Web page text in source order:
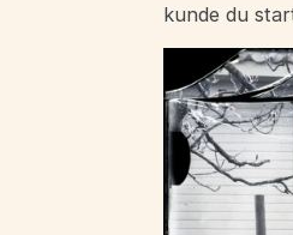
kunde du